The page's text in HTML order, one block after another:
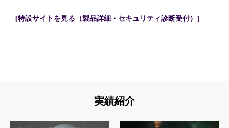
[特設サイトを見る（製品詳細・セキュリティ診断受付）]
実績紹介